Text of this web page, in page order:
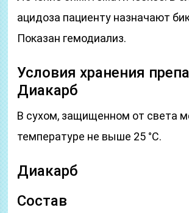
ацидоза пациенту назначают
Показан гемодиализ.
Условия хранения
Диакарб
В сухом, защищенном от света
температуре не выше 25 °C.
Диакарб
Состав